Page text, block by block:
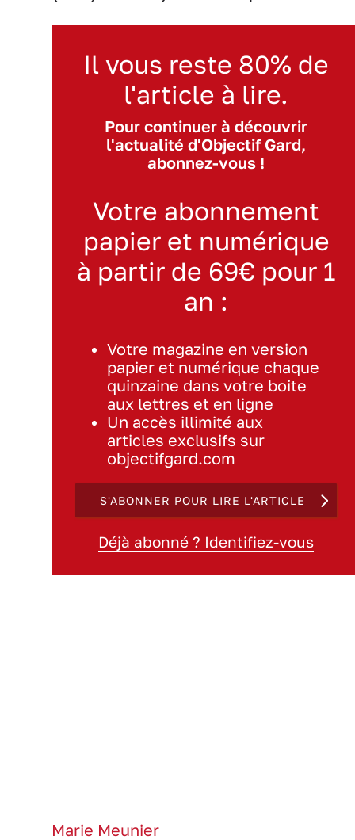
Il vous reste 80% de
l'article à lire.
Pour continuer à découvrir
l'actualité d'Objectif Gard,
abonnez-vous !
Votre abonnement
papier et numérique
à partir de 69€ pour 1
an :
Votre magazine en version
papier et numérique chaque
quinzaine dans votre boite
aux lettres et en ligne
Un accès illimité aux
articles exclusifs sur
objectifgard.com
S'ABONNER POUR LIRE L'ARTICLE
Déjà abonné ? Identifiez-vous
Marie Meunier